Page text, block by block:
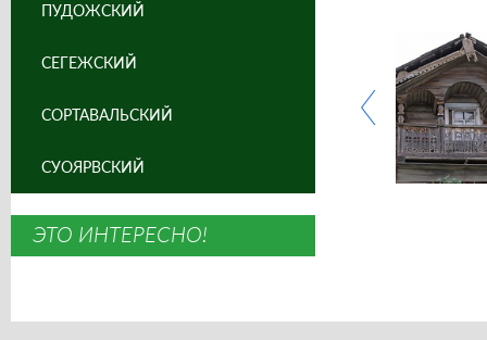
ПУДОЖСКИЙ
СЕГЕЖСКИЙ
СОРТАВАЛЬСКИЙ
СУОЯРВСКИЙ
ЭТО ИНТЕРЕСНО!